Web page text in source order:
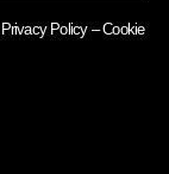
Privacy Policy–Cookie